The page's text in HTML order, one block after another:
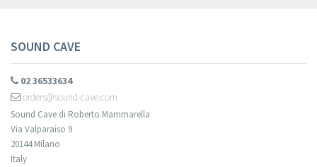
SOUND CAVE
02 36533634
orders@sound-cave.com
Sound Cave di Roberto Mammarella
Via Valparaiso 9
20144 Milano
Italy